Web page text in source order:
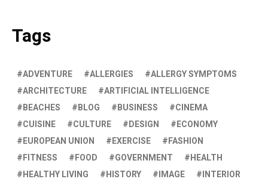
Tags
ADVENTURE ALLERGIES
ALLERGY SYMPTOMS
ARCHITECTURE
ARTIFICIAL INTELLIGENCE
BEACHES
BLOG BUSINESS
CINEMA
CUISINE
CULTURE DESIGN
ECONOMY
EUROPEAN UNION
EXERCISE
FASHION
FITNESS
FOOD GOVERNMENT
HEALTH
HEALTHY LIVING
HISTORY IMAGE
INTERIOR